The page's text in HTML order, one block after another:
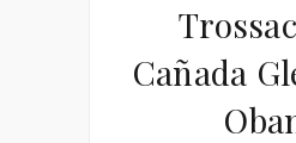
Cañada